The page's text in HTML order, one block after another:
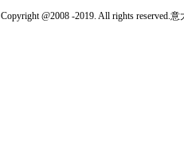
Copyright @2008 -2019. All rights